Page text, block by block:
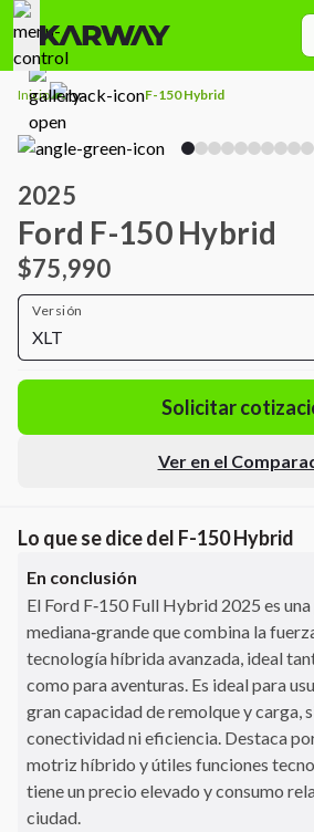
Inicio F-150 Hybrid
2025
Ford F-150 Hybrid
$75,990
Versión
XLT
Solicitar
Ver en el
Lo que se dice del F-150 Hybrid
En conclusión
El Ford F‑150 Full Hybrid 2025 es
mediana‑grande que combina la
tecnología híbrida avanzada, ideal
como para aventuras. Es ideal para
gran capacidad de remolque y carga,
conectividad ni eficiencia. Destaca
motriz híbrido y útiles funciones
tiene un precio elevado y consumo
ciudad.